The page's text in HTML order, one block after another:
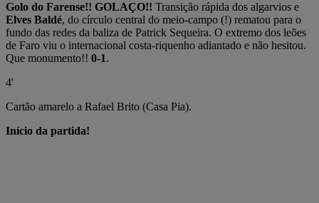
Golo do Farense!! GOLAÇO!! Transição rápida dos algarvios e
Elves Baldé, do círculo central do meio-campo (!) rematou para o
fundo das redes da baliza de Patrick Sequeira. O extremo dos leões
de Faro viu o internacional costa-riquenho adiantado e não hesitou.
Que monumento!! 0-1.
4'
Cartão amarelo a Rafael Brito (Casa Pia).
Início da partida!